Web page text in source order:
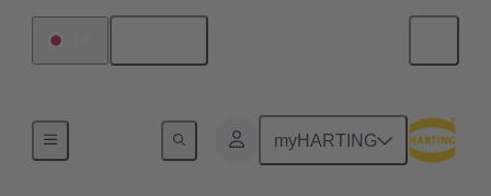
myHARTING
Han® HPR Single Pole